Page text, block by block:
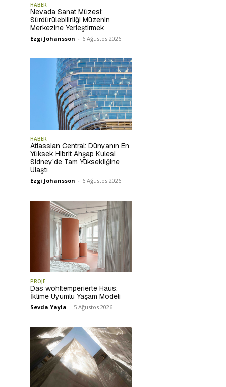
HABER
Nevada Sanat Müzesi:
Sürdürülebilirliği Müzenin
Merkezine Yerleştirmek
Ezgi Johansson - 6 Ağustos 2026
HABER
Atlassian Central: Dünyanın En
Yüksek Hibrit Ahşap Kulesi
Sidney’de Tam Yüksekliğine
Ulaştı
Ezgi Johansson - 6 Ağustos 2026
PROJE
Das wohltemperierte Haus:
İklime Uyumlu Yaşam Modeli
Sevda Yayla - 5 Ağustos 2026